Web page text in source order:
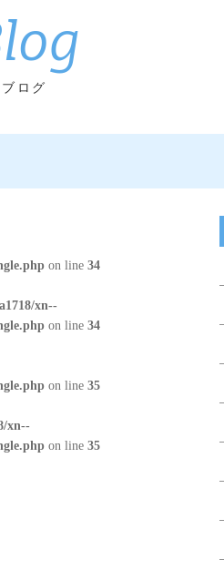
Blog
ブログ
on line34
xn--
on line34
on line35
xn--
on line35